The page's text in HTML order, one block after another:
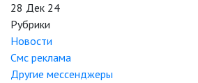
28 Дек 24
Рубрики
Новости
Смс реклама
Другие мессенджеры